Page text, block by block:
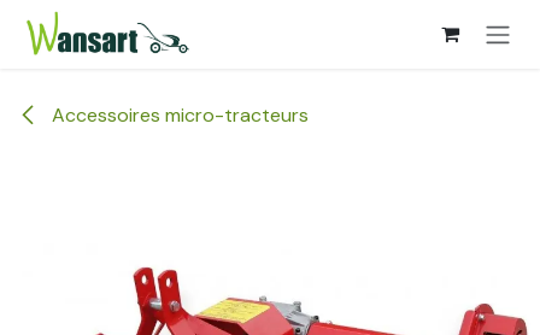
Se rendre au contenu
Accessoires micro-tracteurs